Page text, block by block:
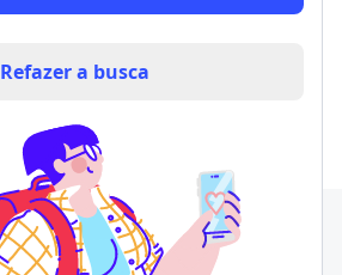
Refazer a busca